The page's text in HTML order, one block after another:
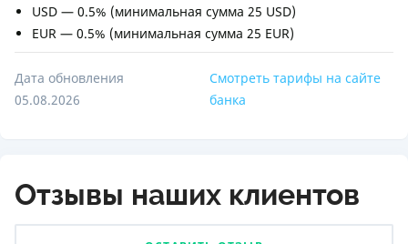
USD — 0.5% (минимальная сумма 25 USD)
EUR — 0.5% (минимальная сумма 25 EUR)
Дата обновления
05.08.2026
Смотреть тарифы на сайте
банка
Отзывы наших клиентов